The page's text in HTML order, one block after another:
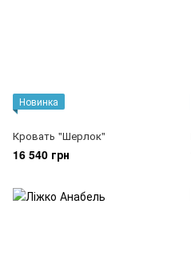
Новинка
Кровать "Шерлок"
16 540 грн